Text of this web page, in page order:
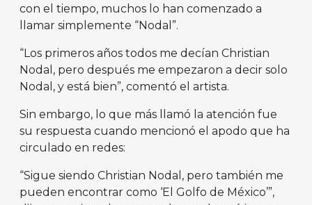
con el tiempo, muchos lo han comenzado a
llamar simplemente “Nodal”.
“Los primeros años todos me decían Christian
Nodal, pero después me empezaron a decir solo
Nodal, y está bien”, comentó el artista.
Sin embargo, lo que más llamó la atención fue
su respuesta cuando mencionó el apodo que ha
circulado en redes:
“Sigue siendo Christian Nodal, pero también me
pueden encontrar como ‘El Golfo de México’”,